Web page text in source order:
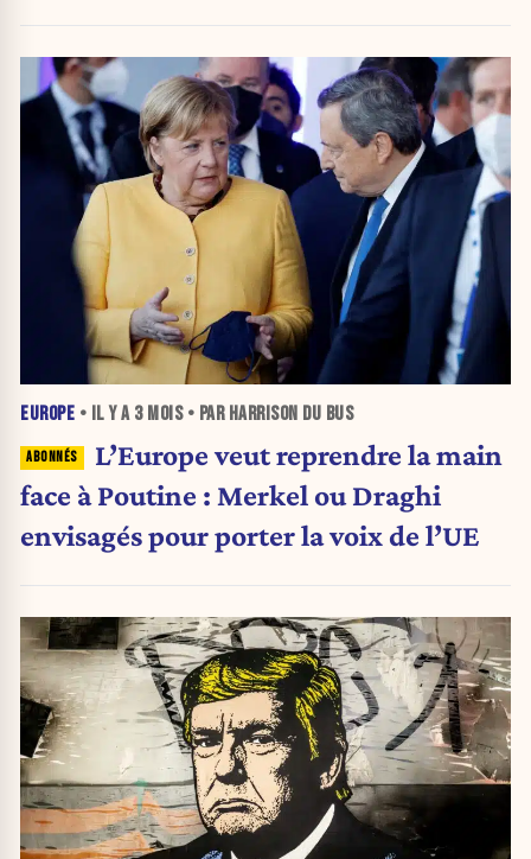
EUROPE • IL Y A 3 MOIS• PAR HARRISON DU BUS
L’Europe veut reprendre la main
face à Poutine : Merkel ou Draghi
envisagés pour porter la voix de l’UE